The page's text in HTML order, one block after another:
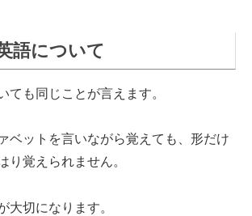
語について
ても同じことが言えます。
ベットを言いながら覚えても、形だけ
り覚えられません。
大切になります。